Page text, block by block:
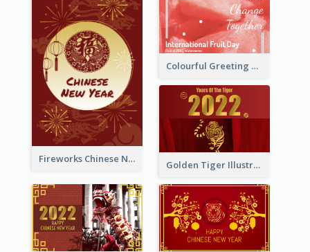
Fireworks Chinese New Year Greeting Card
Colourful Greeting Card For International Fruit Day 2021
Golden Tiger Illustration Chinese New Year Greeting Card